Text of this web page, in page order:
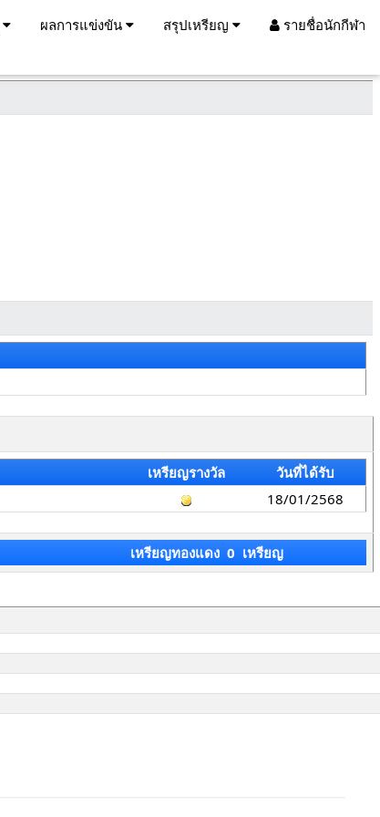
ผลการแข่งขัน สรุปเหรียญ รายชื่อนักกีฬา
เหรียญรางวัล
วันที่ได้รับ
18/01/2568
เหรียญทองแดง 0 เหรียญ